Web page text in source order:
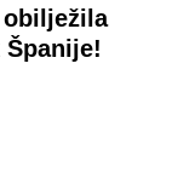
obilježila